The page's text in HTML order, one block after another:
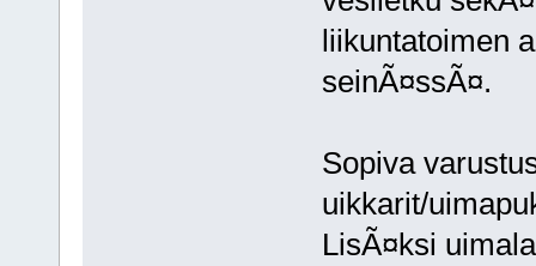
liikuntatoimen
seinÃ¤ssÃ¤.
Sopiva
uikkarit/
LisÃ¤ksi